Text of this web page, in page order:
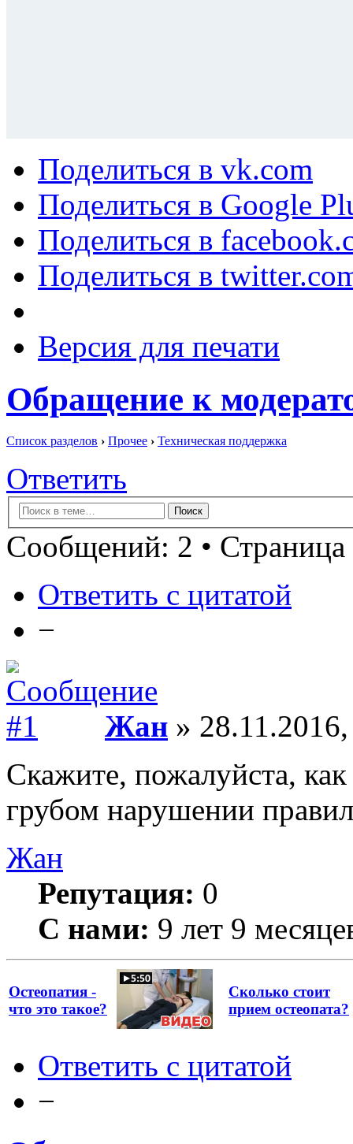
Поделиться в vk.com
Поделиться в Google
Поделиться в
Поделиться в
Версия для печати
Обращение к
Список разделов › Прочее › Техническая поддержка
Ответить
Сообщений: 2 • Страница
Ответить с цитатой
−
Жан »
Скажите, пожалуйста,
грубом нарушении
Жан
Репутация: 0
С нами: 9 лет 9
Остеопатия -
что это такое?
Сколько стоит
прием остеопата?
Ответить с цитатой
−